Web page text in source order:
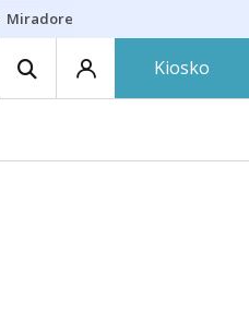
Miradores en Bilbao
Kiosko